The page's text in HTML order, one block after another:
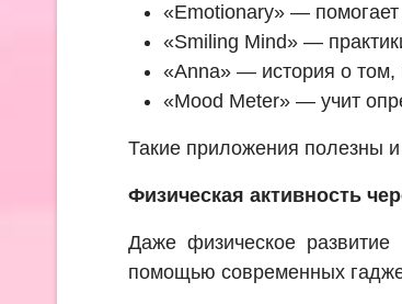
«Emotionary» —
«Smiling Mind» —
«Anna» — история о том,
«Mood Meter» — учит
Такие приложения полезны
Физическая активность
Даже физическое
помощью современных